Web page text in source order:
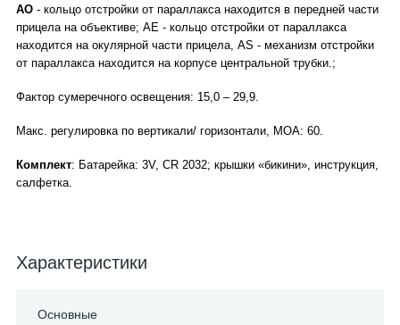
AO - кольцо отстройки от параллакса находится в передней части
прицела на объективе; AE - кольцо отстройки от параллакса
находится на окулярной части прицела, AS - механизм отстройки
от параллакса находится на корпусе центральной трубки.;
Фактор сумеречного освещения: 15,0 – 29,9.
Макс. регулировка по вертикали/ горизонтали, МОА: 60.
Комплект: Батарейка: 3V, CR 2032; крышки «бикини», инструкция,
салфетка.
Характеристики
Основные